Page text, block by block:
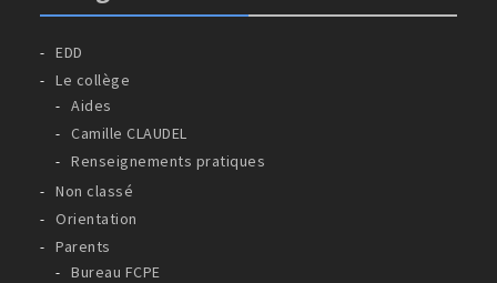
EDD
Le collège
Aides
Camille CLAUDEL
Renseignements pratiques
Non classé
Orientation
Parents
Bureau FCPE